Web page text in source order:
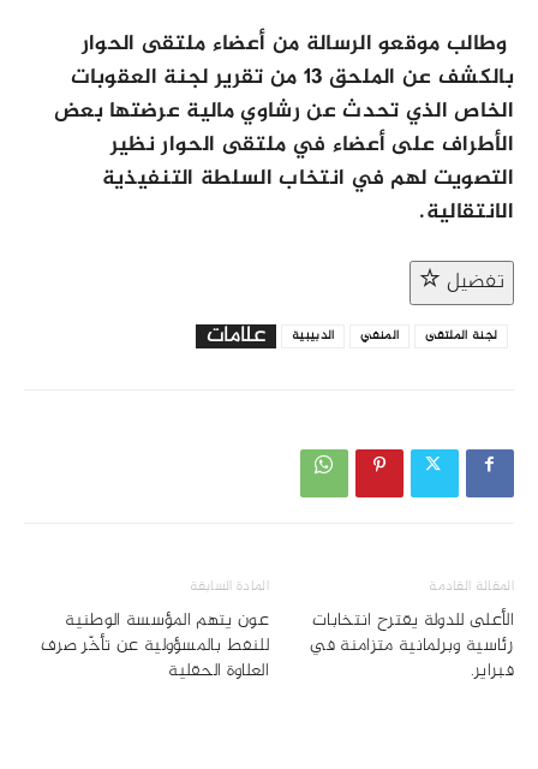
وطالب موقعو الرسالة من أعضاء ملتقى الحوار
بالكشف عن الملحق 13 من تقرير لجنة العقوبات
الخاص الذي تحدث عن رشاوي مالية عرضتها بعض
الأطراف على أعضاء في ملتقى الحوار نظير
التصويت لهم في انتخاب السلطة التنفيذية
الانتقالية.
تفضيل
علامات
الدبيبية المنفي لجنة الملتقى
المادة السابقة
عون يتهم المؤسسة الوطنية
للنفط بالمسؤولية عن تأخّر صرف
العلاوة الحقلية
المقالة القادمة
الأعلى للدولة يقترح انتخابات
رئاسية وبرلمانية متزامنة في
فبراير.